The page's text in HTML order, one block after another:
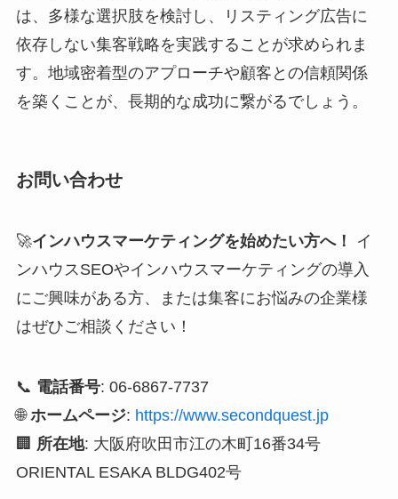
は、多様な選択肢を検討し、リスティング広告に
依存しない集客戦略を実践することが求められま
す。地域密着型のアプローチや顧客との信頼関係
を築くことが、長期的な成功に繋がるでしょう。
お問い合わせ
🚀インハウスマーケティングを始めたい方へ！
イ
ンハウスSEOやインハウスマーケティングの導入
にご興味がある方、または集客にお悩みの企業様
はぜひご相談ください！
📞 電話番号: 06-6867-7737
🌐ホームページ: https://www.secondquest.jp
🏢 所在地: 大阪府吹田市江の木町16番34号
ORIENTAL ESAKA BLDG402号